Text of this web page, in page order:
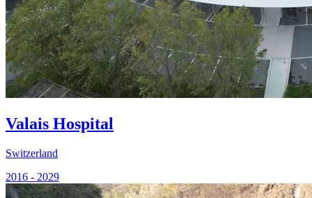
Valais Hospital
Switzerland
2016 - 2029